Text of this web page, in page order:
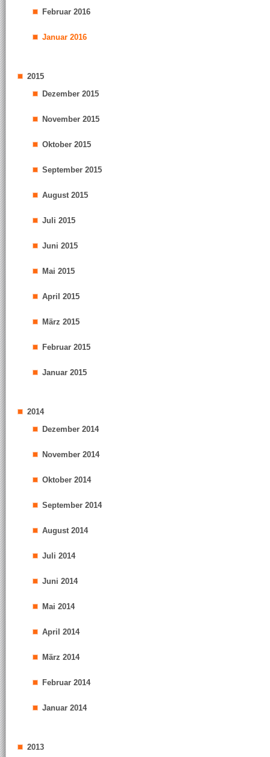
Februar 2016
Januar 2016
2015
Dezember 2015
November 2015
Oktober 2015
September 2015
August 2015
Juli 2015
Juni 2015
Mai 2015
April 2015
März 2015
Februar 2015
Januar 2015
2014
Dezember 2014
November 2014
Oktober 2014
September 2014
August 2014
Juli 2014
Juni 2014
Mai 2014
April 2014
März 2014
Februar 2014
Januar 2014
2013